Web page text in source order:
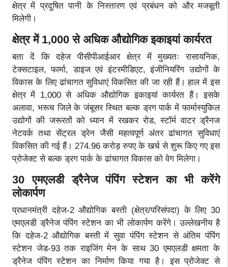
क्षेत्र में प्रदूषित पानी के निस्तारण एवं प्रबंधन को और मजबूती
मिलेगी।
क्षेत्र में 1,000 से अधिक औद्योगिक इकाइयां कार्यरत
बता दें कि दहेज पीसीपीआईआर क्षेत्र में मुख्यतः रासायनिक,
टेक्सटाइल, फार्मा, डाइज एवं इंटरमीडिएट, इंजीनियरिंग उद्योगों के
विकास के लिए ढांचागत सुविधाएं विकसित की जा रही हैं। हाल में इस
क्षेत्र में 1,000 से अधिक औद्योगिक इकाइयां कार्यरत हैं। इसके
अलावा, भरूच जिले के जंबूसर स्थित बल्क ड्रग पार्क में फार्मास्युकिल
उद्योगों की जरूरतों को ध्यान में रखकर रोड, स्टॉर्म वाटर ड्रैनज
नेटवर्क तथा सेंट्रल ड्रेन जैसी महत्वपूर्ण अंतर ढांचागत सुविधाएं
विकसित की गई हैं। 274.96 करोड़ रुपए के खर्च से शुरू किए गए इस
प्रोजेक्ट से बल्क ड्रग पार्क के ढांचागत विकास को वेग मिलेगा।
30 एमएलडी ड्रैनेज पंपिंग स्टेशन का भी करेंगे
लोकार्पण
प्रधानमंत्री दहेज-2 औद्योगिक बस्ती (क्षेत्र/परिसंपदा) के लिए 30
एमएलडी ड्रैनेज पंपिंग स्टेशन का भी लोकार्पण करेंगे। उल्लेखनीय है
कि दहेज-2 औद्योगिक बस्ती में सुवा पंपिंग स्टेशन से अंतिम पंपिंग
स्टेशन जेड-93 तक राइजिंग मेन के साथ 30 एमएलडी क्षमता के
ड्रैनेज पंपिंग स्टेशन का निर्माण किया गया है। इस प्रोजेक्ट से